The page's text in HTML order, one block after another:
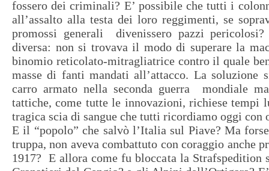
fossero dei criminali? E’ possibile che tutti i
all’assalto alla testa dei loro reggimenti, se
promossi generali divenissero pazzi
diversa: non si trovava il modo di superare la
binomio reticolato-mitragliatrice contro il quale
masse di fanti mandati all’attacco. La
carro armato nella seconda guerra mondiale
tattiche, come tutte le innovazioni, richiese tempi
tragica scia di sangue che tutti ricordiamo oggi con
E il “popolo” che salvò l’Italia sul Piave? Ma
truppa, non aveva combattuto con coraggio anche
1917? E allora come fu bloccata la